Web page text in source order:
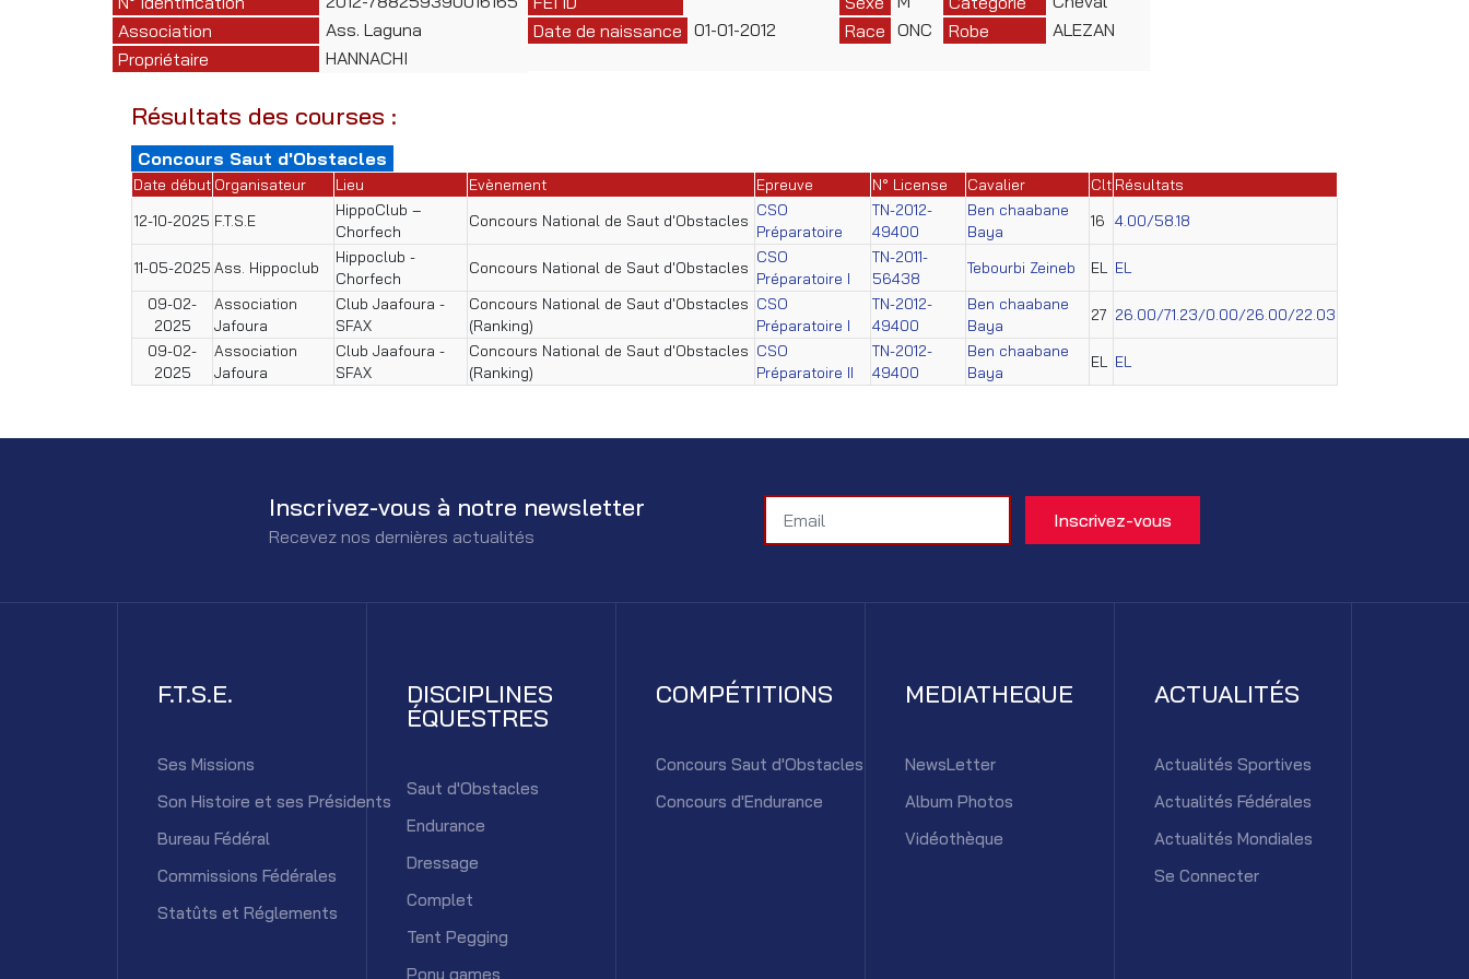
Association
Ass. Laguna
Propriétaire
HANNACHI
Date de naissance 01-01-2012
Race ONC
Robe
ALEZAN
Résultats des courses :
Concours Saut d'Obstacles
Date début Organisateur Lieu Evènement Epreuve N° License Cavalier Clt Résultats
12-10-2025 F.T.S.E
HippoClub –
Chorfech
Concours National de Saut d'Obstacles
CSO
Préparatoire
TN-2012-
49400
Ben chaabane
Baya
16 4.00/58.18
11-05-2025 Ass. Hippoclub
Hippoclub -
Chorfech
Concours National de Saut d'Obstacles
CSO
Préparatoire I
TN-2011-
56438
Tebourbi Zeineb EL EL
09-02-
2025
Association
Jafoura
Club Jaafoura -
SFAX
Concours National de Saut d'Obstacles
(Ranking)
CSO
Préparatoire I
TN-2012-
49400
Ben chaabane
Baya
27 26.00/71.23/0.00/26.00/22.03
09-02-
2025
Association
Jafoura
Club Jaafoura -
SFAX
Concours National de Saut d'Obstacles
(Ranking)
CSO
Préparatoire II
TN-2012-
49400
Ben chaabane
Baya
EL EL
Inscrivez-vous à notre newsletter
Recevez nos dernières actualités
F.T.S.E.
Ses Missions
Son Histoire et ses Présidents
Bureau Fédéral
Commissions Fédérales
Statûts et Réglements
DISCIPLINES
ÉQUESTRES
Saut d'Obstacles
Endurance
Dressage
Complet
Tent Pegging
Pony games
COMPÉTITIONS
Concours Saut d'Obstacles
Concours d'Endurance
MEDIATHEQUE
NewsLetter
Album Photos
Vidéothèque
ACTUALITÉS
Actualités Sportives
Actualités Fédérales
Actualités Mondiales
Se Connecter